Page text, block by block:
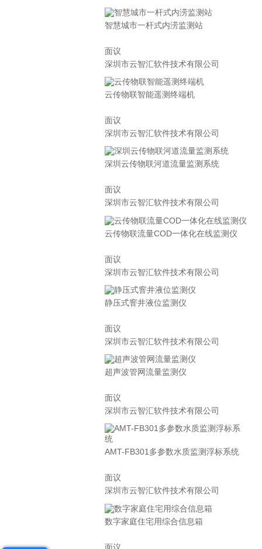
智慧城市一杆式内涝监测站
面议
深圳市云智汇软件技术有限公司
云传物联智能遥测终端机
面议
深圳市云智汇软件技术有限公司
深圳云传物联河道流量监测系统
面议
深圳市云智汇软件技术有限公司
云传物联流量COD一体化在线监测仪
面议
深圳市云智汇软件技术有限公司
静压式窨井液位监测仪
面议
深圳市云智汇软件技术有限公司
超声波管网流量监测仪
面议
深圳市云智汇软件技术有限公司
AMT-FB301多参数水质监测浮标系统
面议
深圳市云智汇软件技术有限公司
数字家庭住宅用综合信息箱
面议